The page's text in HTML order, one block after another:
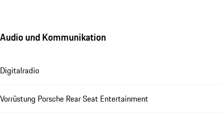
Audio und Kommunikation
Digitalradio
Vorrüstung Porsche Rear Seat Entertainment